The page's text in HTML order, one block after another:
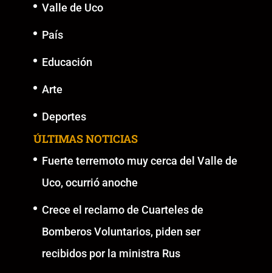
Valle de Uco
País
Educación
Arte
Deportes
ÚLTIMAS NOTICIAS
Fuerte terremoto muy cerca del Valle de
Uco, ocurrió anoche
Crece el reclamo de Cuarteles de
Bomberos Voluntarios, piden ser
recibidos por la ministra Rus